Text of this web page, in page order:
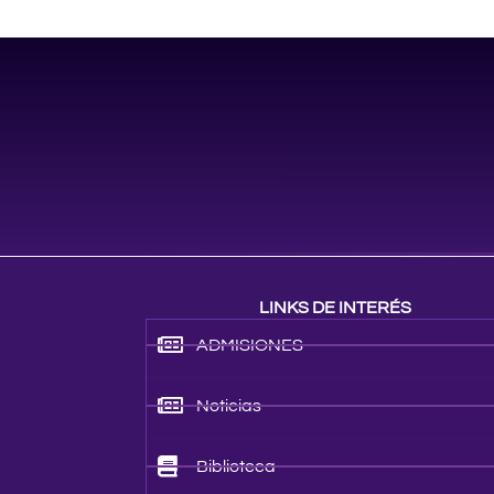
LINKS DE INTERÉS
ADMISIONES
Noticias
Biblioteca